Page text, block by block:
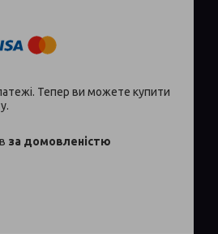
Тепер ви можете купити
за домовленістю